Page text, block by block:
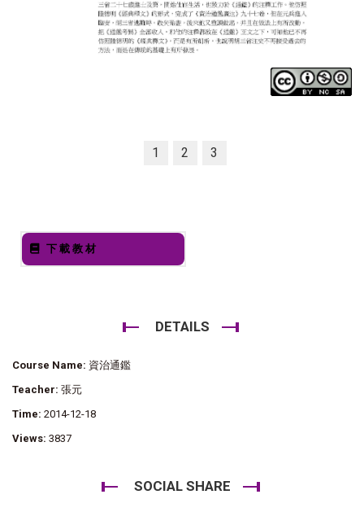
1 2 3
下載教材
DETAILS
Course Name: 資治通鑑
Teacher: 張元
Time: 2014-12-18
Views: 3837
SOCIAL SHARE